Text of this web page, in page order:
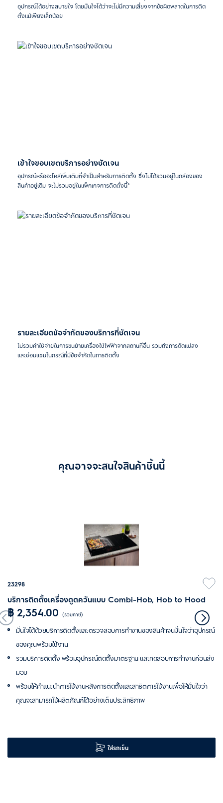
อุปกรณ์ได้อย่างสบายใจ โดยมั่นใจได้ว่าจะไม่มีความเสี่ยงจากข้อผิดพลาดในการติด
ตั้งแม้เพียงเล็กน้อย
เข้าใจขอบเขตบริการอย่างชัดเจน
อุปกรณ์หรืออะไหล่เพิ่มเติมที่จำเป็นสำหรับการติดตั้ง ซึ่งไม่ได้รวมอยู่ในกล่องของ
สินค้าอยู่เดิม จะไม่รวมอยู่ในแพ็กเกจการติดตั้งนี้*
รายละเอียดข้อจำกัดของบริการที่ชัดเจน
ไม่รวมค่าใช้จ่ายในการขนย้ายเครื่องใช้ไฟฟ้าจากสถานที่อื่น รวมถึงการดัดแปลง
และซ่อมแซมในกรณีที่มีข้อจำกัดในการติดตั้ง
คุณอาจจะสนใจสินค้าชิ้นนี้
23298
บริการติดตั้งเครื่องดูดควันแบบ Combi-Hob, Hob to Hood
฿ 2,354.00 (รวมภาษี)
มั่นใจได้ด้วยบริการติดตั้งและตรวจสอบการทำงานของสินค้าจนมั่นใจว่าอุปกรณ์
ของคุณพร้อมใช้งาน
รวมบริการติดตั้ง พร้อมอุปกรณ์ติดตั้งมาตรฐาน และทดสอบการทำงานก่อนส่ง
มอบ
พร้อมให้คำแนะนำการใช้งานหลังการติดตั้งและสาธิตการใช้งานเพื่อให้มั่นใจว่า
คุณจะสามารถใช้ผลิตภัณฑ์ได้อย่างเต็มประสิทธิภาพ
ใส่รถเข็น